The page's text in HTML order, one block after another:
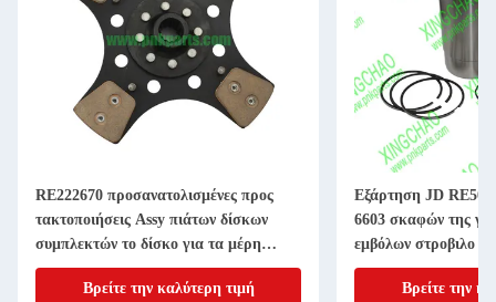
RE222670 προσανατολισμένες προς
τακτοποιήσεις Assy πιάτων δίσκων
συμπλεκτών το δίσκο για τα μέρη
μηχανημάτων γεωργίας 11 ίντσα 20
ΑΥΛΑΚΩΝΩΒρείτε την καλύτερη τιμή
Εξάρτηση JD
6603 σκαφών της
εμβόλων στροβιλο
4045T 6068T
Βρείτε την